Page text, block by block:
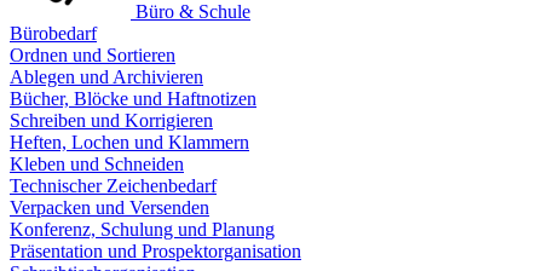
Büro & Schule
Bürobedarf
Ordnen und Sortieren
Ablegen und Archivieren
Bücher, Blöcke und Haftnotizen
Schreiben und Korrigieren
Heften, Lochen und Klammern
Kleben und Schneiden
Technischer Zeichenbedarf
Verpacken und Versenden
Konferenz, Schulung und Planung
Präsentation und Prospektorganisation